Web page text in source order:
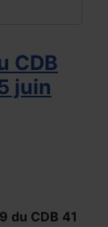
CDB
juin
du CDB 41